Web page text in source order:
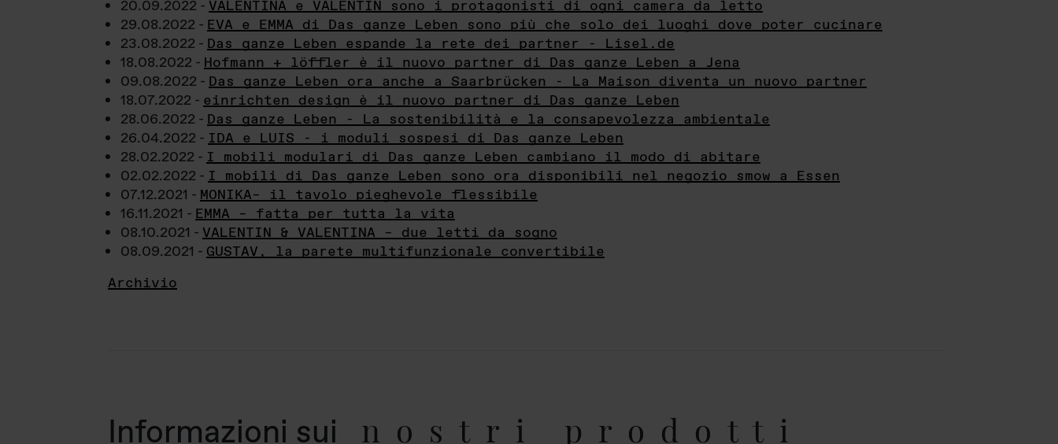
20.09.2022 - VALENTINA e VALENTIN sono i protagonisti di ogni camera da letto
29.08.2022 - EVA e EMMA di Das ganze Leben sono più che solo dei luoghi dove poter cucinare
23.08.2022 - Das ganze Leben espande la rete dei partner - Lisel.de
18.08.2022 - Hofmann + löffler è il nuovo partner di Das ganze Leben a Jena
09.08.2022 - Das ganze Leben ora anche a Saarbrücken - La Maison diventa un nuovo partner
18.07.2022 - einrichten design è il nuovo partner di Das ganze Leben
28.06.2022 - Das ganze Leben - La sostenibilità e la consapevolezza ambientale
26.04.2022 - IDA e LUIS - i moduli sospesi di Das ganze Leben
28.02.2022 - I mobili modulari di Das ganze Leben cambiano il modo di abitare
02.02.2022 - I mobili di Das ganze Leben sono ora disponibili nel negozio smow a Essen
07.12.2021 - MONIKA– il tavolo pieghevole flessibile
16.11.2021 - EMMA – fatta per tutta la vita
08.10.2021 - VALENTIN & VALENTINA – due letti da sogno
08.09.2021 - GUSTAV, la parete multifunzionale convertibile
Archivio
Informazioni sui nostri prodotti